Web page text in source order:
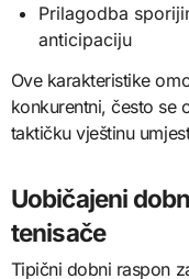
Prilagodba
anticipaciju
Ove karakteristike
konkurentni, često se
taktičku vještinu
Uobičajeni
tenisače
Tipični dobni raspon